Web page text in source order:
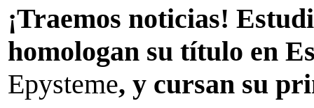
¡Traemos noticias!
homologan su título en
Epysteme, y cursan su